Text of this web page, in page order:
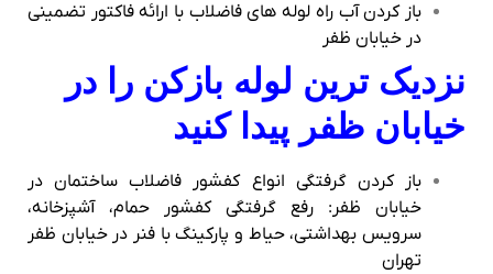
باز کردن آب راه لوله های فاضلاب با ارائه فاکتور تضمینی
در خیابان ظفر
نزدیک ترین لوله بازکن را در
خیابان ظفر پیدا کنید
باز کردن گرفتگی انواع کفشور فاضلاب ساختمان در
خیابان ظفر: رفع گرفتگی کفشور حمام، آشپزخانه،
سرویس بهداشتی، حیاط و پارکینگ با فنر در خیابان ظفر
تهران